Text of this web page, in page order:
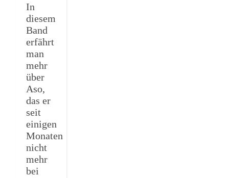
In
diesem
Band
erfährt
man
mehr
über
Aso,
das er
seit
einigen
Monaten
nicht
mehr
bei